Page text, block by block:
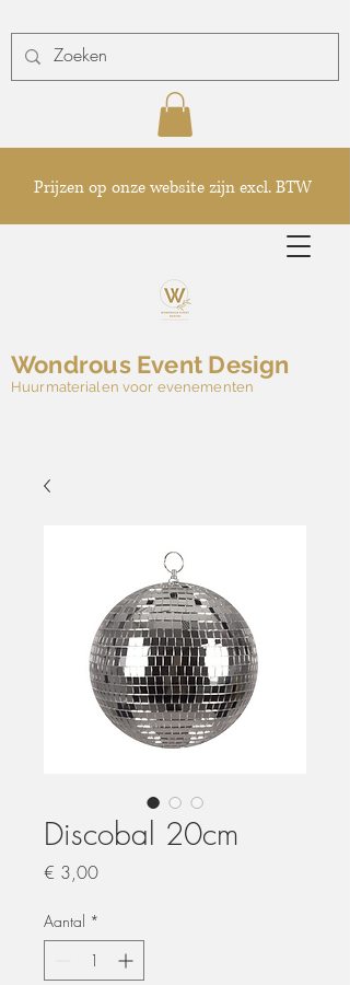
Prijzen op onze website zijn excl. BTW
Wondrous Event Design
Huurmaterialen voor evenementen
Discobal 20cm
€ 3,00Prijs
Aantal *